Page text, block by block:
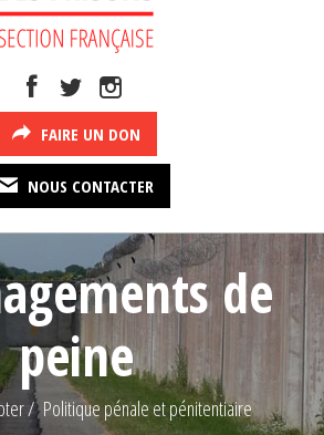
FAIRE UN DON
NOUS CONTACTER
de
peine
Politique pénale et pénitentiaire